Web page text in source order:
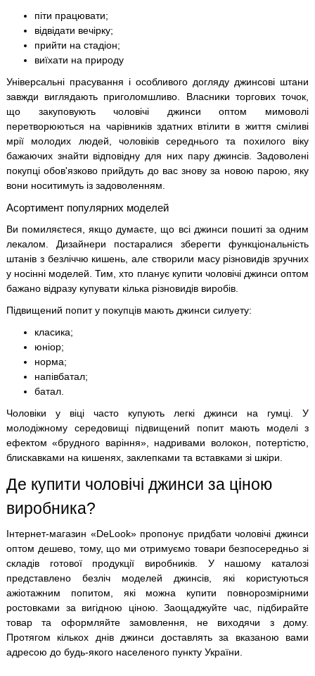
піти працювати;
відвідати вечірку;
прийти на стадіон;
виїхати на природу
Універсальні прасування і особливого догляду джинсові штани
завжди виглядають приголомшливо. Власники торгових точок,
що закуповують чоловічі джинси оптом мимоволі
перетворюються на чарівників здатних втілити в життя сміливі
мрії молодих людей, чоловіків середнього та похилого віку
бажаючих знайти відповідну для них пару джинсів. Задоволені
покупці обов'язково прийдуть до вас знову за новою парою, яку
вони носитимуть із задоволенням.
Асортимент популярних моделей
Ви помиляєтеся, якщо думаєте, що всі джинси пошиті за одним
лекалом. Дизайнери постаралися зберегти функціональність
штанів з безліччю кишень, але створили масу різновидів зручних
у носінні моделей. Тим, хто планує купити чоловічі джинси оптом
бажано відразу купувати кілька різновидів виробів.
Підвищений попит у покупців мають джинси силуету:
класика;
юніор;
норма;
напівбатал;
батал.
Чоловіки у віці часто купують легкі джинси на гумці. У
молодіжному середовищі підвищений попит мають моделі з
ефектом «брудного варіння», надривами волокон, потертістю,
блискавками на кишенях, заклепками та вставками зі шкіри.
Де купити чоловічі джинси за ціною
виробника?
Інтернет-магазин «DeLook» пропонує придбати чоловічі джинси
оптом дешево, тому, що ми отримуємо товари безпосередньо зі
складів готової продукції виробників. У нашому каталозі
представлено безліч моделей джинсів, які користуються
ажіотажним попитом, які можна купити повнорозмірними
ростовками за вигідною ціною. Заощаджуйте час, підбирайте
товар та оформляйте замовлення, не виходячи з дому.
Протягом кількох днів джинси доставлять за вказаною вами
адресою до будь-якого населеного пункту України.